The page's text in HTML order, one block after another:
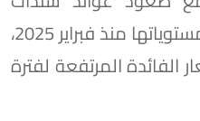
الخزانة الأمريكية إلى أعلى مستوياتها منذ فبراير 2025،
الفائدة المرتفعة لفترة